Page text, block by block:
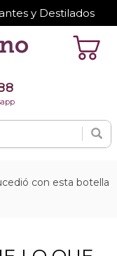
y Destilados
con esta botella